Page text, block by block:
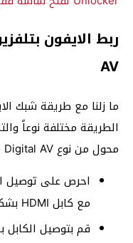
ربط الايفون
AV
ما زلنا مع طريقة شبك
محول من نوع Lightning to Digital AV والطريقة كالآتي:
مع كابل HDMI بشكل صحيح.
قم بتوصيل